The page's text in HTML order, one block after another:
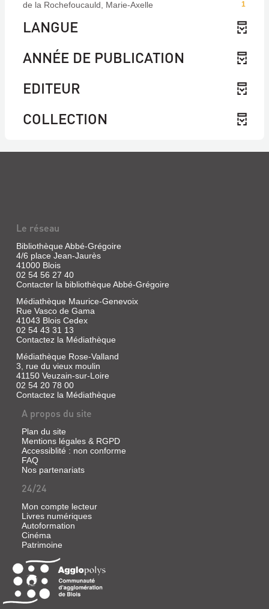
1
de la Rochefoucauld, Marie-Axelle
LANGUE
ANNÉE DE PUBLICATION
EDITEUR
COLLECTION
Le réseau
Bibliothèque Abbé-Grégoire
4/6 place Jean-Jaurès
41000 Blois
02 54 56 27 40
Contacter la bibliothèque Abbé-Grégoire
Médiathèque Maurice-Genevoix
Rue Vasco de Gama
41043 Blois Cedex
02 54 43 31 13
Contactez la Médiathèque
Médiathèque Rose-Valland
3, rue du vieux moulin
41150 Veuzain-sur-Loire
02 54 20 78 00
Contactez la Médiathèque
A propos du site
Plan du site
Mentions légales & RGPD
Accessiblité : non conforme
FAQ
Nos partenariats
24/24
Mon compte lecteur
Livres numériques
Autoformation
Cinéma
Patrimoine